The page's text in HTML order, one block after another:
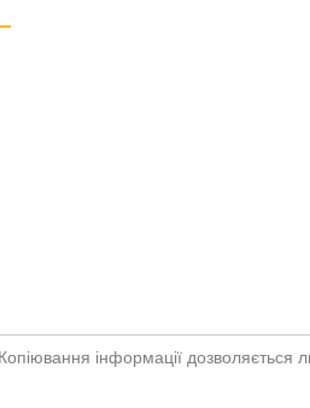
інформації дозволяється